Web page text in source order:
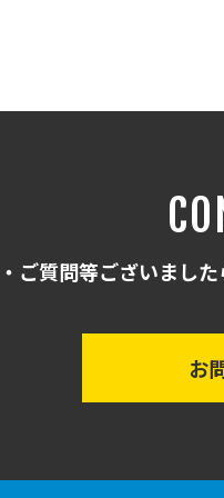
ご質問等ございまし
お